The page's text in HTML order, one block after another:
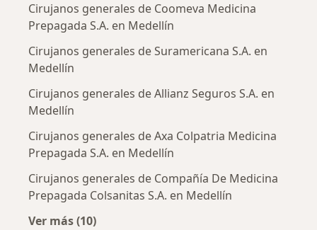
Cirujanos generales de Coomeva Medicina
Prepagada S.A. en Medellín
Cirujanos generales de Suramericana S.A. en
Medellín
Cirujanos generales de Allianz Seguros S.A. en
Medellín
Cirujanos generales de Axa Colpatria Medicina
Prepagada S.A. en Medellín
Cirujanos generales de Compañía De Medicina
Prepagada Colsanitas S.A. en Medellín
Ver más (10)